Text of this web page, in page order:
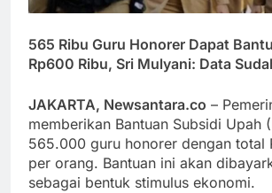
565 Ribu Guru Honorer Dapat
Rp600 Ribu, Sri Mulyani: Data
JAKARTA, Newsantara.co –
memberikan Bantuan Subsidi Upah
565.000 guru honorer dengan total
per orang. Bantuan ini akan
sebagai bentuk stimulus ekonomi.